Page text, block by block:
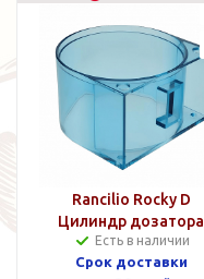
Rancilio Rocky D
Цилиндр дозатора
кофемолки
Есть в наличии
Срок доставки